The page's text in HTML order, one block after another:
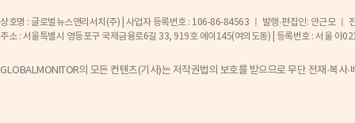
상호명 : 글로벌뉴스앤리서치(주) | 사업자 등록번호 : 106-86-84563 ㅣ 발행·편집인: 안근모 ㅣ
주소 : 서울특별시 영등포구 국제금융로6길 33, 919호 에이145(여의도동) | 등록번호 : 서울
GLOBALMONITOR의 모든 컨텐츠(기사)는 저작권법의 보호를 받으므로 무단 전재·복사·